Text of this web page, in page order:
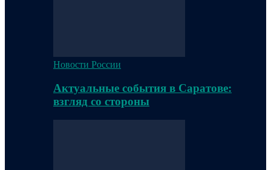
Новости России
Актуальные события в Саратове:
взгляд со стороны